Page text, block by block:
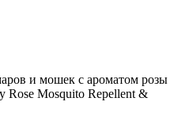
и мошек с ароматом розы
Rose Mosquito Repellent &